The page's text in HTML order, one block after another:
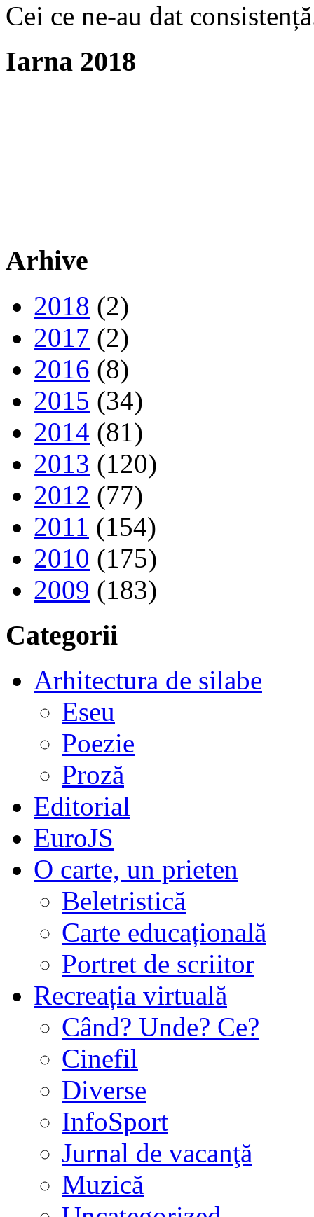
Cei ce ne-au dat
Iarna 2018
Arhive
2018 (2)
2017 (2)
2016 (8)
2015 (34)
2014 (81)
2013 (120)
2012 (77)
2011 (154)
2010 (175)
2009 (183)
Categorii
Arhitectura de silabe
Eseu
Poezie
Proză
Editorial
EuroJS
O carte, un prieten
Beletristică
Carte educațională
Portret de scriitor
Recreația virtuală
Când? Unde? Ce?
Cinefil
Diverse
InfoSport
Jurnal de vacanţă
Muzică